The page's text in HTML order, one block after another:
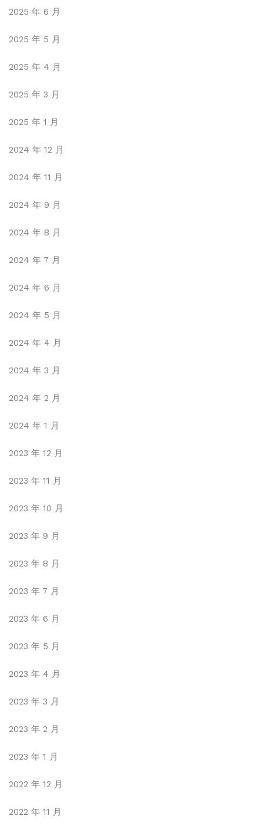
2025 年 6 月
2025 年 5 月
2025 年 4 月
2025 年 3 月
2025 年 1 月
2024 年 12 月
2024 年 11 月
2024 年 9 月
2024 年 8 月
2024 年 7 月
2024 年 6 月
2024 年 5 月
2024 年 4 月
2024 年 3 月
2024 年 2 月
2024 年 1 月
2023 年 12 月
2023 年 11 月
2023 年 10 月
2023 年 9 月
2023 年 8 月
2023 年 7 月
2023 年 6 月
2023 年 5 月
2023 年 4 月
2023 年 3 月
2023 年 2 月
2023 年 1 月
2022 年 12 月
2022 年 11 月